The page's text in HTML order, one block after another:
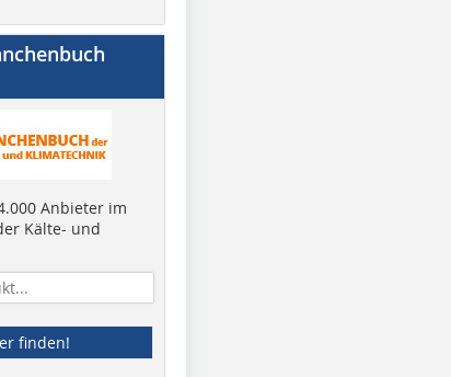
Anbieter im
Kälte- und
finden!